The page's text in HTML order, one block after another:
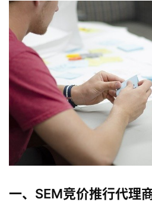
一、SEM竞价推行代理